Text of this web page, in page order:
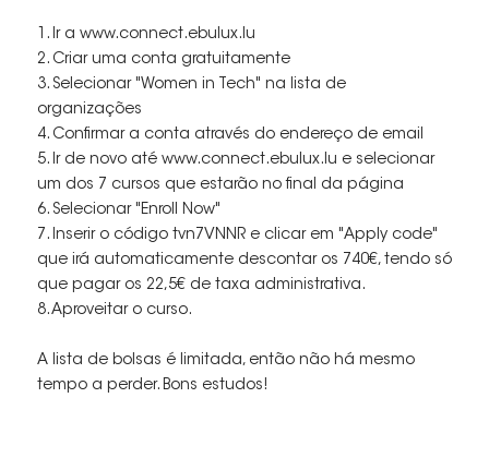
1. Ir a www.connect.ebulux.lu
2. Criar uma conta gratuitamente
3. Selecionar "Women in Tech" na lista de
organizações
4. Confirmar a conta através do endereço de email
5. Ir de novo até www.connect.ebulux.lu e selecionar
um dos 7 cursos que estarão no final da página
6. Selecionar "Enroll Now"
7. Inserir o código tvn7VNNR e clicar em "Apply code"
que irá automaticamente descontar os 740€, tendo só
que pagar os 22,5€ de taxa administrativa.
8. Aproveitar o curso.
A lista de bolsas é limitada, então não há mesmo
tempo a perder. Bons estudos!